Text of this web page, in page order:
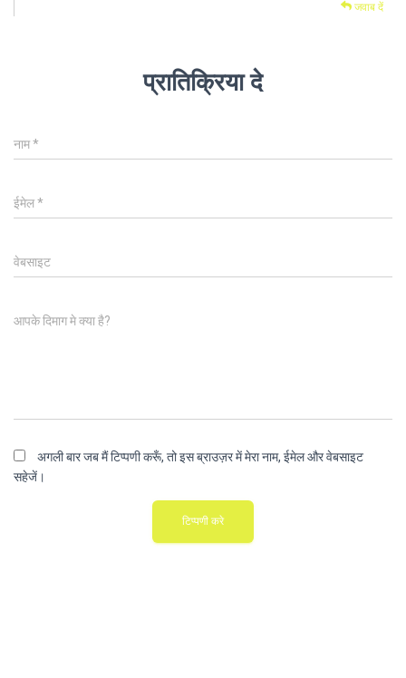
जवाब दें
प्रातिक्रिया दे
नाम*
ईमेल*
वेबसाइट
आपके दिमाग मे क्या है?
अगली बार जब मैं टिप्पणी करूँ, तो इस ब्राउज़र में मेरा नाम, ईमेल और वेबसाइट
सहेजें।